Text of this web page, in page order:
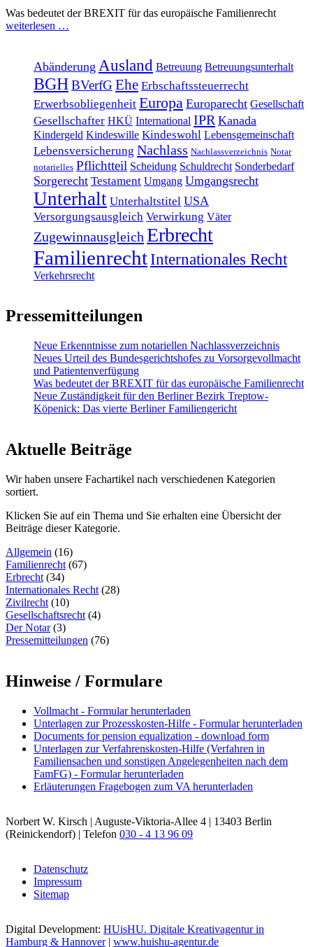
Was bedeutet der BREXIT für das europäische Familienrecht
weiterlesen …
Abänderung Ausland Betreuung Betreuungsunterhalt
BGHBVerfG Ehe Erbschaftssteuerrecht
Erwerbsobliegenheit Europa Europarecht Gesellschaft
Gesellschafter HKÜ International IPR Kanada
Kindergeld Kindeswille Kindeswohl Lebensgemeinschaft
Lebensversicherung Nachlass Nachlassverzeichnis Notar
notarielles Pflichtteil Scheidung Schuldrecht Sonderbedarf
Sorgerecht Testament Umgang Umgangsrecht
Unterhalt Unterhaltstitel USA
Versorgungsausgleich Verwirkung Väter
Zugewinnausgleich Erbrecht
FamilienrechtInternationales Recht
Verkehrsrecht
Pressemitteilungen
Neue Erkenntnisse zum notariellen Nachlassverzeichnis
Neues Urteil des Bundesgerichtshofes zu Vorsorgevollmacht
und Patientenverfügung
Was bedeutet der BREXIT für das europäische Familienrecht
Neue Zuständigkeit für den Berliner Bezirk Treptow-
Köpenick: Das vierte Berliner Familiengericht
Aktuelle Beiträge
Wir haben unsere Fachartikel nach verschiedenen Kategorien
sortiert.
Klicken Sie auf ein Thema und Sie erhalten eine Übersicht der
Beiträge dieser Kategorie.
Allgemein (16)
Familienrecht (67)
Erbrecht (34)
Internationales Recht (28)
Zivilrecht (10)
Gesellschaftsrecht (4)
Der Notar(3)
Pressemitteilungen (76)
Hinweise / Formulare
Vollmacht - Formular herunterladen
Unterlagen zur Prozesskosten-Hilfe - Formular herunterladen
Documents for pension equalization - download form
Unterlagen zur Verfahrenskosten-Hilfe (Verfahren in
Familiensachen und sonstigen Angelegenheiten nach dem
FamFG) - Formular herunterladen
Erläuterungen Fragebogen zum VA herunterladen
Norbert W. Kirsch | Auguste-Viktoria-Allee 4 | 13403 Berlin
(Reinickendorf) | Telefon 030 - 4 13 96 09
Datenschutz
Impressum
Sitemap
Digital Development: HUisHU. Digitale Kreativagentur in
Hamburg & Hannover| www.huishu-agentur.de